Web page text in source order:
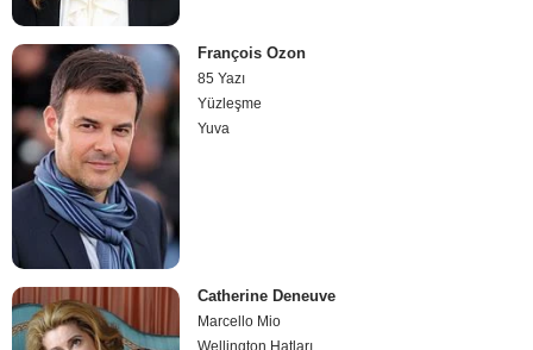
François Ozon
85 Yazı
Yüzleşme
Yuva
Catherine Deneuve
Marcello Mio
Wellington Hatları